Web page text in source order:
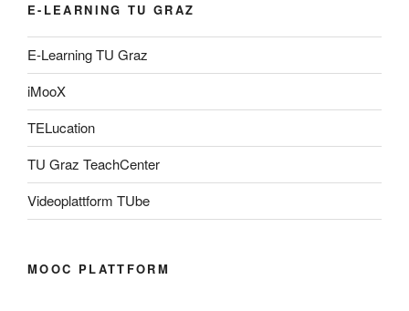
E-LEARNING TU GRAZ
E-Learning TU Graz
iMooX
TELucation
TU Graz TeachCenter
Videoplattform TUbe
MOOC PLATTFORM